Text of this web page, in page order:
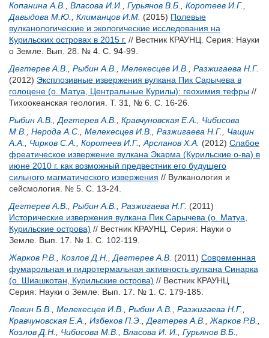
Копанина А.В.
Власова И.И. Гурьянов В.Б. Коротеев И.Г.
Давыдова М.Ю.
Климанцов И.М. (2015) Полевые
вулканологические и экологические исследования на
Курильских островах в 2015 г. // Вестник КРАУНЦ. Серия: Науки
о Земле. Вып. 28. № 4. С. 94-99.
Дегтерев А.В.
Рыбин А.В. Мелекесцев И.В.
Разжигаева Н.Г.
(2012) Эксплозивные извержения вулкана Пик Сарычева в
голоцене (о. Матуа, Центральные Курилы): геохимия тефры //
Тихоокеанская геология. Т. 31, № 6. С. 16-26.
Рыбин А.В.
Дегтерев А.В. Кравчуновская Е.А.
Чибисова
М.В.
Нерода А.С. Мелекесцев И.В. Разжигаева Н.Г.
Чащин
А.А.
Чирков С.А. Коротеев И.Г. Арсланов Х.А. (2012) Слабое
фреатическое извержение вулкана Экарма (Курильские о-ва) в
июне 2010 г. как возможный предвестник его будущего
сильного магматического извержения // Вулканология и
сейсмология. № 5. С. 13-24.
Дегтерев А.В.
Рыбин А.В. Разжигаева Н.Г. (2011)
Исторические извержения вулкана Пик Сарычева (о. Матуа,
Курильские острова) // Вестник КРАУНЦ. Серия: Науки о
Земле. Вып. 17. № 1. С. 102-119.
Жарков Р.В.
Козлов Д.Н. Дегтерев А.В. (2011) Современная
фумарольная и гидротермальная активность вулкана Синарка
(о. Шиашкотан, Курильские острова) // Вестник КРАУНЦ.
Серия: Науки о Земле. Вып. 17. № 1. С. 179-185.
Левин Б.В.
Мелекесцев И.В. Рыбин А.В. Разжигаева Н.Г.
Кравчуновская Е.А.
Избеков П.Э. Дегтерев А.В. Жарков Р.В.
Козлов Д.Н.
Чибисова М.В. Власова И. И. Гурьянов В.Б.